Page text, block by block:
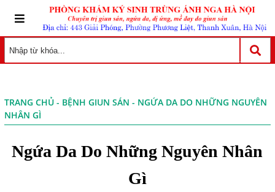
TRANG CHỦ- BỆNH GIUN SÁN - NGỨA DA DO NHỮNG NGUYÊN
NHÂN GÌ
Ngứa Da Do Những Nguyên Nhân
Gì